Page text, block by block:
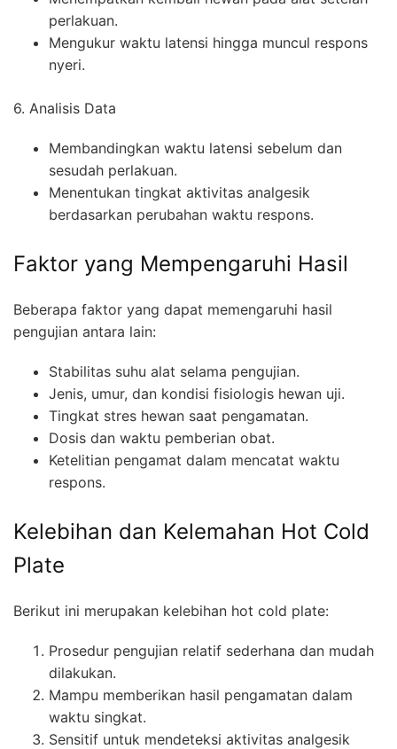
perlakuan.
Mengukur waktu latensi hingga muncul respons
nyeri.
6. Analisis Data
Membandingkan waktu latensi sebelum dan
sesudah perlakuan.
Menentukan tingkat aktivitas analgesik
berdasarkan perubahan waktu respons.
Faktor yang Mempengaruhi Hasil
Beberapa faktor yang dapat memengaruhi hasil
pengujian antara lain:
Stabilitas suhu alat selama pengujian.
Jenis, umur, dan kondisi fisiologis hewan uji.
Tingkat stres hewan saat pengamatan.
Dosis dan waktu pemberian obat.
Ketelitian pengamat dalam mencatat waktu
respons.
Kelebihan dan Kelemahan Hot Cold
Plate
Berikut ini merupakan kelebihan hot cold plate:
Prosedur pengujian relatif sederhana dan mudah
dilakukan.
Mampu memberikan hasil pengamatan dalam
waktu singkat.
Sensitif untuk mendeteksi aktivitas analgesik